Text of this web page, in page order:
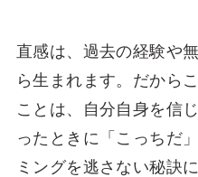
直感は、過去の経験や
ら生まれます。だから
ことは、自分自身を信
ったときに「こっちだ
ミングを逃さない秘訣